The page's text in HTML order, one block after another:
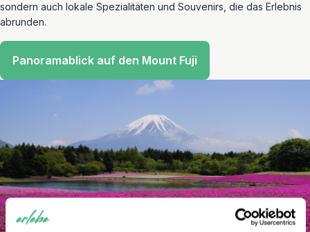
sondern auch lokale Spezialitäten und Souvenirs, die das Erlebnis
abrunden.
Panoramablick auf den Mount Fuji